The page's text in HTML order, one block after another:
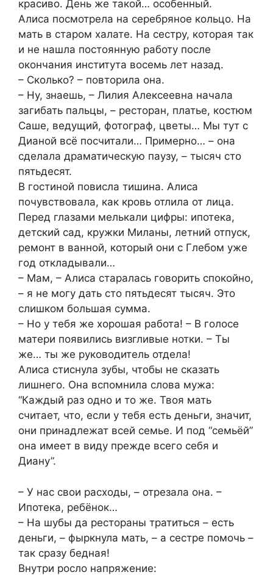
красиво. День же такой… особенный.
Алиса посмотрела на серебряное кольцо. На
мать в старом халате. На сестру, которая так
и не нашла постоянную работу после
окончания института восемь лет назад.
– Сколько? – повторила она.
– Ну, знаешь, – Лилия Алексеевна начала
загибать пальцы, – ресторан, платье, костюм
Саше, ведущий, фотограф, цветы… Мы тут с
Дианой всё посчитали… Примерно… – она
сделала драматическую паузу, – тысяч сто
пятьдесят.
В гостиной повисла тишина. Алиса
почувствовала, как кровь отлила от лица.
Перед глазами мелькали цифры: ипотека,
детский сад, кружки Миланы, летний отпуск,
ремонт в ванной, который они с Глебом уже
год откладывали…
– Мам, – Алиса старалась говорить спокойно,
– я не могу дать сто пятьдесят тысяч. Это
слишком большая сумма.
– Но у тебя же хорошая работа! – В голосе
матери появились визгливые нотки. – Ты
же… ты же руководитель отдела!
Алиса стиснула зубы, чтобы не сказать
лишнего. Она вспомнила слова мужа:
“Каждый раз одно и то же. Твоя мать
считает, что, если у тебя есть деньги, значит,
они принадлежат всей семье. И под “семьёй”
она имеет в виду прежде всего себя и
Диану”.
– У нас свои расходы, – отрезала она. –
Ипотека, ребёнок…
– На шубы да рестораны тратиться – есть
деньги, – фыркнула мать, – а сестре помочь –
так сразу бедная!
Внутри росло напряжение: